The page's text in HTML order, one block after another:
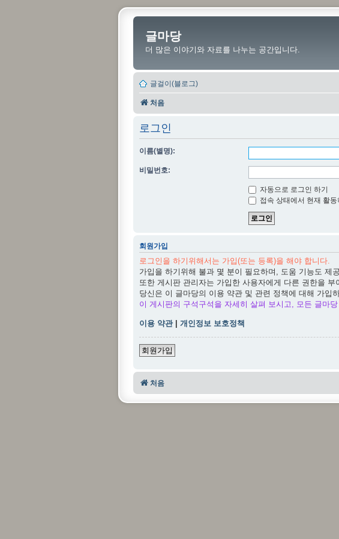
글마당
더 많은 이야기와 자료를 나누는 공간입니다.
글걸이(블로그)
처음
로그인
이름(별명):
비밀번호:
자동으로 로그인 하기
접속 상태에서 현재 활
회원가입
로그인을 하기위해서는 가입(또는 등록)을 해야 합니다.
가입을 하기위해 불과 몇 분이 필요하며, 도움 기능도 제
또한 게시판 관리자는 가입한 사용자에게 다른 권한을 부
당신은 이 글마당의 이용 약관 및 관련 정책에 대해 가입
이 게시판의 구석구석을 자세히 살펴 보시고, 모든 글마
이용 약관| 개인정보 보호정책
회원가입
처음